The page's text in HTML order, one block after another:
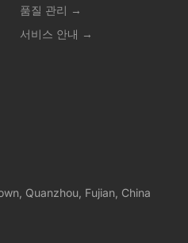
품질 관리 →
서비스 안내 →
Quanzhou, Fujian, China